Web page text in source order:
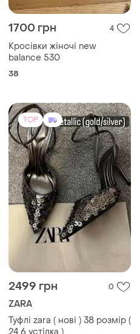
1700 грн 4
Кросівки жіночі new
balance 530
38
TOP
2499 грн 0
ZARA
Туфлі zara ( нові ) 38 розмір (